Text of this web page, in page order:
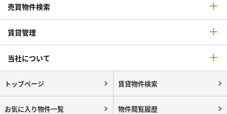
売買物件検索
賃貸管理
当社について
トップページ 賃貸物件検索
お気に入り物件一覧 物件閲覧履歴